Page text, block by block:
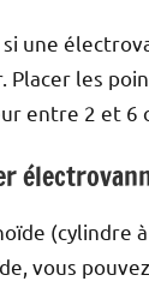
une
Placer les
entre 2 et 6
(cylindre
vous